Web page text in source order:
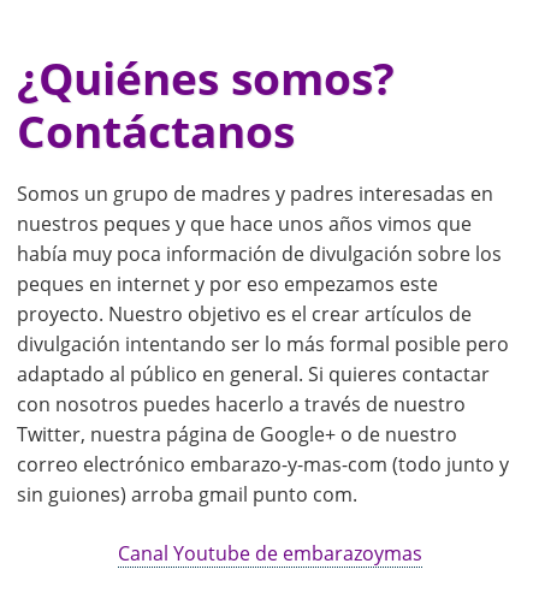
¿Quiénes somos?
Contáctanos
Somos un grupo de madres y padres interesadas en
nuestros peques y que hace unos años vimos que
había muy poca información de divulgación sobre los
peques en internet y por eso empezamos este
proyecto. Nuestro objetivo es el crear artículos de
divulgación intentando ser lo más formal posible pero
adaptado al público en general. Si quieres contactar
con nosotros puedes hacerlo a través de nuestro
Twitter, nuestra página de Google+ o de nuestro
correo electrónico embarazo-y-mas-com (todo junto y
sin guiones) arroba gmail punto com.
Canal Youtube de embarazoymas